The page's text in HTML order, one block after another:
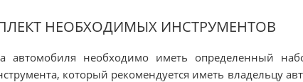
НЕОБХОДИМЫХ ИНСТРУМЕНТОВ
автомобиля необходимо иметь определенный
который рекомендуется иметь владельцу